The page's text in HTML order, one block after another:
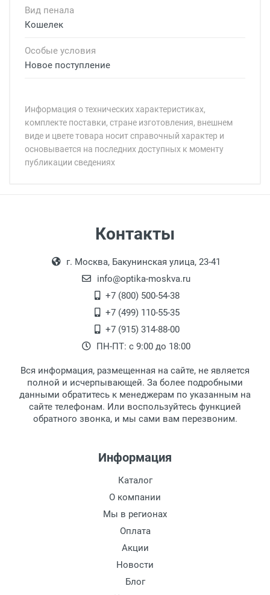
Вид пенала
Кошелек
Особые условия
Новое поступление
Информация о технических характеристиках,
комплекте поставки, стране изготовления, внешнем
виде и цвете товара носит справочный характер и
основывается на последних доступных к моменту
публикации сведениях
Самовывоз.
Оплата товара производится
наличными непосредственно на пункте
выдачи товара.
Перечисление средств на расчетный счет.
18:00, по субботам с 11:00 до 15:00, в
офисе по адресу: г. Москва,
Переведеновский переулок 17, корпус 1,
второй этаж, тел. +7 (499) 110-55-35.
После того, как заказ поступает в пункт
выдачи, наш менеджер связывается с
клиентом и оповещает о поступлении
товара.
Для получения товара при себе
обязательно иметь паспорт.
Заказ необходимо забрать в течение 3
рабочих дней с момента поступления на
дополнительных расходов за хранение
Доставляем товар по Москве компанией
Сдэк до ближайшего к вам пункта
Доставка транспортными компаниями по
Контакты
г. Москва, Бакунинская улица, 23-41
info@optika-moskva.ru
+7 (800) 500-54-38
+7 (499) 110-55-35
+7 (915) 314-88-00
ПН-ПТ: с 9:00 до 18:00
Вся информация, размещенная на сайте, не является
полной и исчерпывающей. За более подробными
данными обратитесь к менеджерам по указанным на
сайте телефонам. Или воспользуйтесь функцией
обратного звонка, и мы сами вам перезвоним.
Информация
Каталог
О компании
Мы в регионах
Оплата
Акции
Новости
Блог